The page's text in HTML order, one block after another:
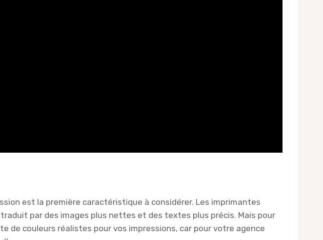
est la première caractéristique à considérer. Les imprimantes
par des images plus nettes et des textes plus précis. Mais pour
de couleurs réalistes pour vos impressions, car pour votre agence